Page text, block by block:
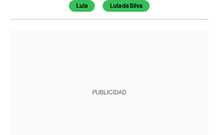
Lula Lula da Silva
PUBLICIDAD